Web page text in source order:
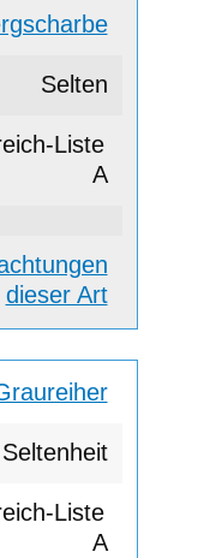
Selten
A
dieser Art
A